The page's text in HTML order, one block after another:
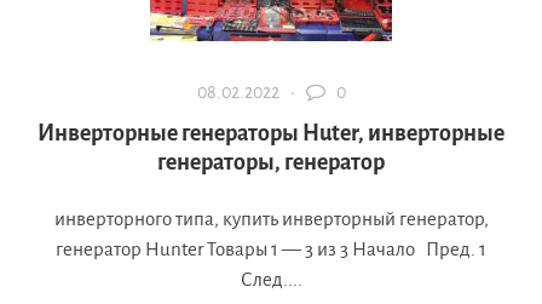
08.02.2022 · 0
Инверторные генераторы Huter, инверторные
генераторы, генератор
инверторного типа, купить инверторный генератор,
генератор Hunter Товары 1 — 3 из 3 Начало Пред. 1
След....